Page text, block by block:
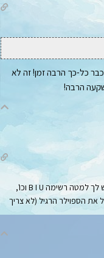
כל-כך הרבה זמן! זה לא
הרבה!
לא ככה עושים ספוילר… כשאתה פותח תגובה, יש לך למטה רשימה B I U וכו',
את הספוילר הרגיל (לא צריך